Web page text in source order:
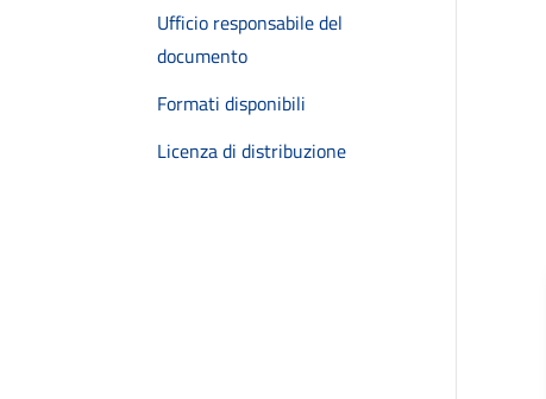
Ufficio responsabile del
documento
Formati disponibili
Licenza di distribuzione